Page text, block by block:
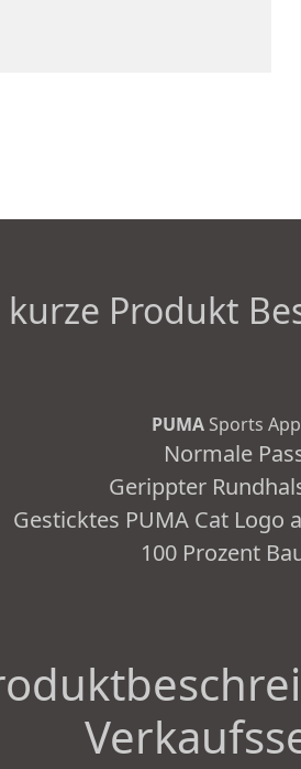
kurze Produkt
PUMA Sports
Normale
Gerippter
Gesticktes PUMA Cat Logo
100 Prozent